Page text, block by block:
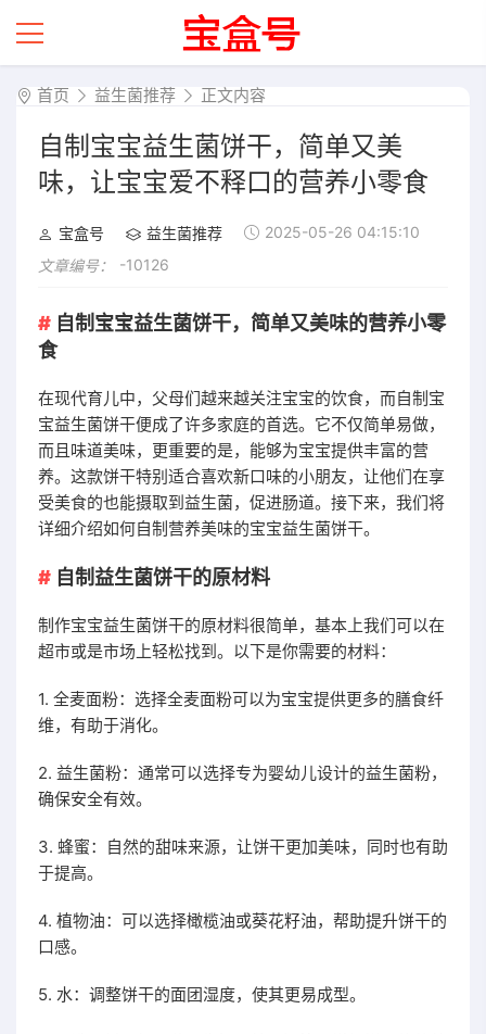
首页 益生菌推荐 正文内容
自制宝宝益生菌饼干，简单又美
味，让宝宝爱不释口的营养小零食
宝盒号 益生菌推荐
2025-05-26 04:15:10
文章编号：
-10126
自制宝宝益生菌饼干，简单又美味的营养小零
食
在现代育儿中，父母们越来越关注宝宝的饮食，而自制宝
宝益生菌饼干便成了许多家庭的首选。它不仅简单易做，
而且味道美味，更重要的是，能够为宝宝提供丰富的营
养。这款饼干特别适合喜欢新口味的小朋友，让他们在享
受美食的也能摄取到益生菌，促进肠道。接下来，我们将
详细介绍如何自制营养美味的宝宝益生菌饼干。
自制益生菌饼干的原材料
制作宝宝益生菌饼干的原材料很简单，基本上我们可以在
超市或是市场上轻松找到。以下是你需要的材料：
1. 全麦面粉：选择全麦面粉可以为宝宝提供更多的膳食纤
维，有助于消化。
2. 益生菌粉：通常可以选择专为婴幼儿设计的益生菌粉，
确保安全有效。
3. 蜂蜜：自然的甜味来源，让饼干更加美味，同时也有助
于提高。
4. 植物油：可以选择橄榄油或葵花籽油，帮助提升饼干的
口感。
5. 水：调整饼干的面团湿度，使其更易成型。